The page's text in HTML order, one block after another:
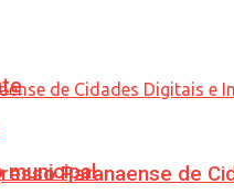
Paranaense de
municipal